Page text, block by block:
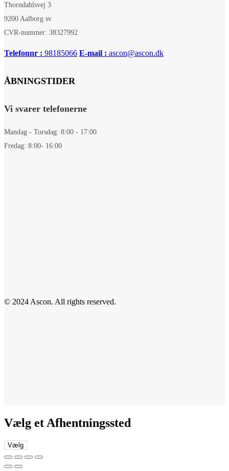
Thorndahlsvej 3
9200 Aalborg sv
CVR-nummer: 38327992
Telefonnr : 98185066 E-mail : ascon@ascon.dk
ÅBNINGSTIDER
Vi svarer telefonerne
Mandag - Torsdag: 8:00 - 17:00
Fredag: 8:00- 16:00
© 2024 Ascon. All rights reserved.
Vælg et Afhentningssted
Vælg